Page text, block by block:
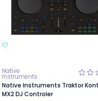
Native
Instruments
Native Instruments Traktor
MX2 DJ Controler